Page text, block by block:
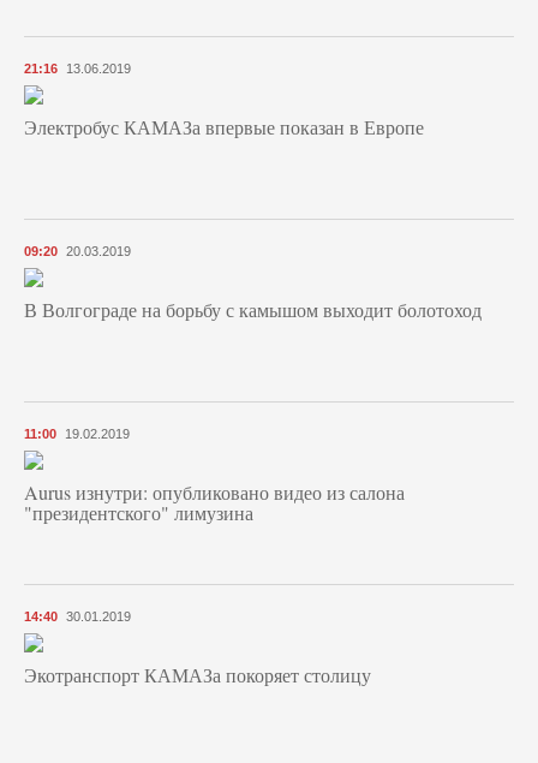
21:16 13.06.2019
Электробус КАМАЗа впервые показан в Европе
09:20 20.03.2019
В Волгограде на борьбу с камышом выходит болотоход
11:00 19.02.2019
Aurus изнутри: опубликовано видео из салона
"президентского" лимузина
14:40 30.01.2019
Экотранспорт КАМАЗа покоряет столицу